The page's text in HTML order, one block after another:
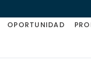
OPORTUNIDAD